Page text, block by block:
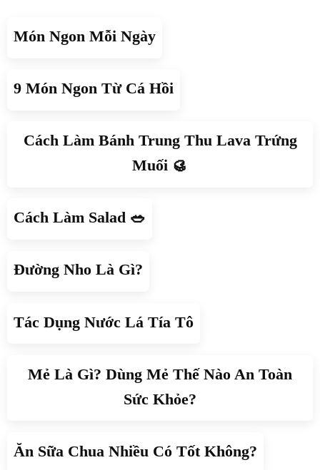
Món Ngon Mỗi Ngày
9 Món Ngon Từ Cá Hồi
Cách Làm Bánh Trung Thu Lava Trứng
Muối 🥮
Cách Làm Salad 🥗
Đường Nho Là Gì?
Tác Dụng Nước Lá Tía Tô
Mẻ Là Gì? Dùng Mẻ Thế Nào An Toàn
Sức Khỏe?
Ăn Sữa Chua Nhiều Có Tốt Không?